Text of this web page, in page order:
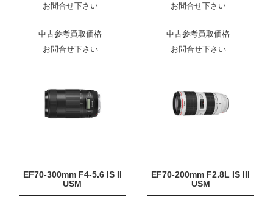
お問合せ下さい
中古参考買取価格
お問合せ下さい
お問合せ下さい
中古参考買取価格
お問合せ下さい
EF70-300mm F4-5.6 IS II
USM
EF70-200mm F2.8L IS III
USM